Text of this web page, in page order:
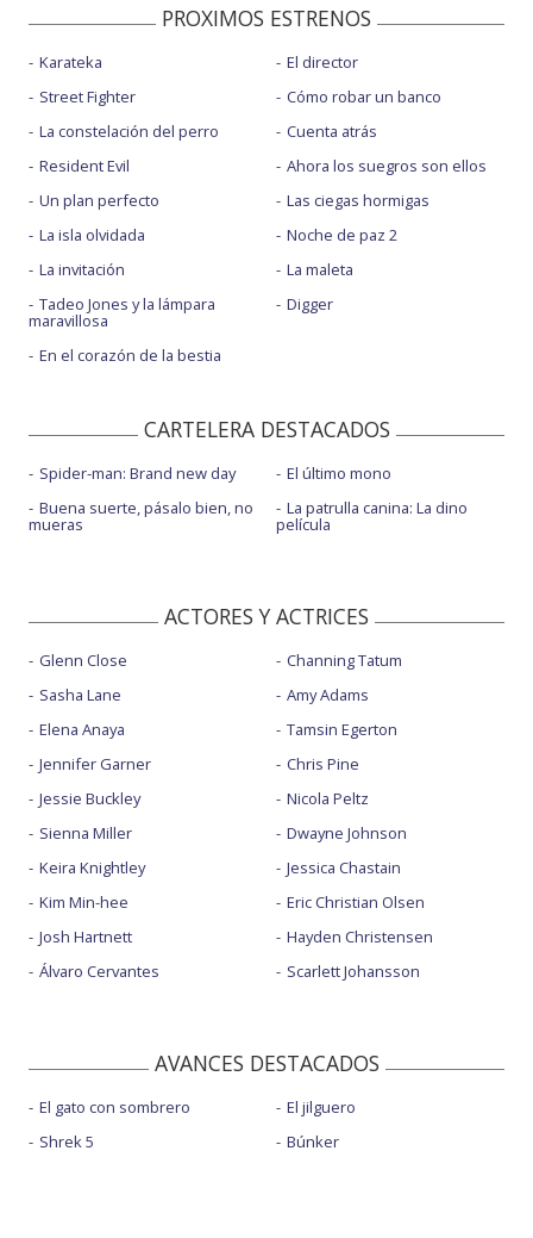
PROXIMOS ESTRENOS
Karateka
Street Fighter
La constelación del perro
Resident Evil
Un plan perfecto
La isla olvidada
La invitación
Tadeo Jones y la lámpara
maravillosa
En el corazón de la bestia
El director
Cómo robar un banco
Cuenta atrás
Ahora los suegros son ellos
Las ciegas hormigas
Noche de paz 2
La maleta
Digger
CARTELERA DESTACADOS
Spider-man: Brand new day
Buena suerte, pásalo bien, no
mueras
El último mono
La patrulla canina: La dino
película
ACTORES Y ACTRICES
Glenn Close
Sasha Lane
Elena Anaya
Jennifer Garner
Jessie Buckley
Sienna Miller
Keira Knightley
Kim Min-hee
Josh Hartnett
Álvaro Cervantes
Channing Tatum
Amy Adams
Tamsin Egerton
Chris Pine
Nicola Peltz
Dwayne Johnson
Jessica Chastain
Eric Christian Olsen
Hayden Christensen
Scarlett Johansson
AVANCES DESTACADOS
El gato con sombrero
Shrek 5
El jilguero
Búnker